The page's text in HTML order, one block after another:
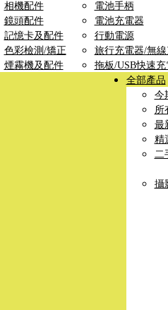
相機配件
鏡頭配件
記憶卡及配件
色彩檢測/矯正
煙霧機及配件
電池手柄
電池充電器
行動電源
旅行充電器/無
拖板/USB快速充
全部產品
今
所
最
精
二
攝